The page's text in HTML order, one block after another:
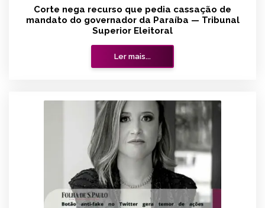
Corte nega recurso que pedia cassação de
mandato do governador da Paraíba — Tribunal
Superior Eleitoral
Ler mais...